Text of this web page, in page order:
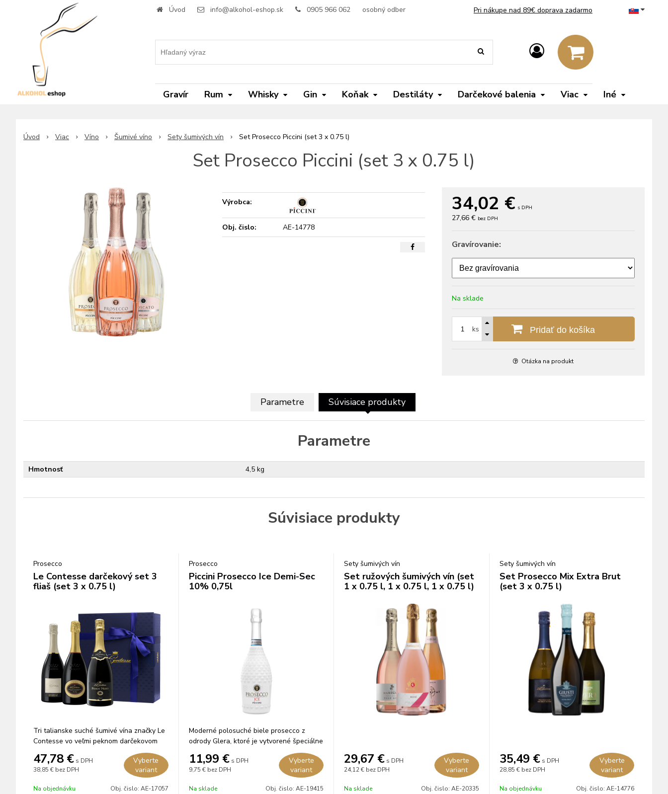
Úvod info@alkohol-eshop.sk 0905 966 062 osobný odber Pri nákupe nad 89€ doprava zadarmo
Gravír Rum Whisky Gin Koňak Destiláty Darčekové balenia Viac Iné
Úvod Viac Víno Šumivé víno Sety šumivých vín Set Prosecco Piccini (set 3 x 0.75 l)
Set Prosecco Piccini (set 3 x 0.75 l)
34,02 € s DPH
27,66 € bez DPH
Gravírovanie:
Na sklade
ks Pridať do košíka
Otázka na produkt
Výrobca:
Obj. čislo: AE-14778
Parametre Súvisiace produkty
Parametre
Hmotnosť 4,5 kg
Súvisiace produkty
Prosecco
Le Contesse darčekový set 3
fliaš (set 3 x 0.75 l)
Tri talianske suché šumivé vína značky Le
Contesse vo veľmi peknom darčekovom
47,78 € s DPH
38,85 € bez DPH
Vyberte
variant
Na objednávku Obj. čislo: AE-17057
Prosecco
Piccini Prosecco Ice Demi-Sec
10% 0,75l
Moderné polosuché biele prosecco z
odrody Glera, ktoré je vytvorené špeciálne
na servírovanie „on the rocks“ (s ľadom).
11,99 € s DPH
9,75 € bez DPH
Vyberte
variant
Na sklade Obj. čislo: AE-19415
Sety šumivých vín
Set ružových šumivých vín (set
1 x 0.75 l, 1 x 0.75 l, 1 x 0.75 l)
29,67 € s DPH
24,12 € bez DPH
Vyberte
variant
Na sklade Obj. čislo: AE-20335
Sety šumivých vín
Set Prosecco Mix Extra Brut
(set 3 x 0.75 l)
35,49 € s DPH
28,85 € bez DPH
Vyberte
variant
Na objednávku Obj. čislo: AE-14776